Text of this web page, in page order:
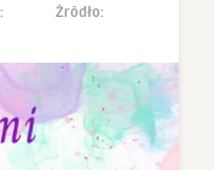
Żródło: